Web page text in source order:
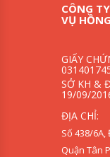
CÔNG
VỤ
GIẤY
SỞ KH &
19/09/
ĐỊA CHỈ:
Số 438/6A,
Quận Tân